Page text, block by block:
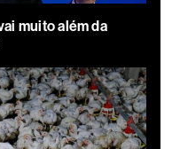
muito além da